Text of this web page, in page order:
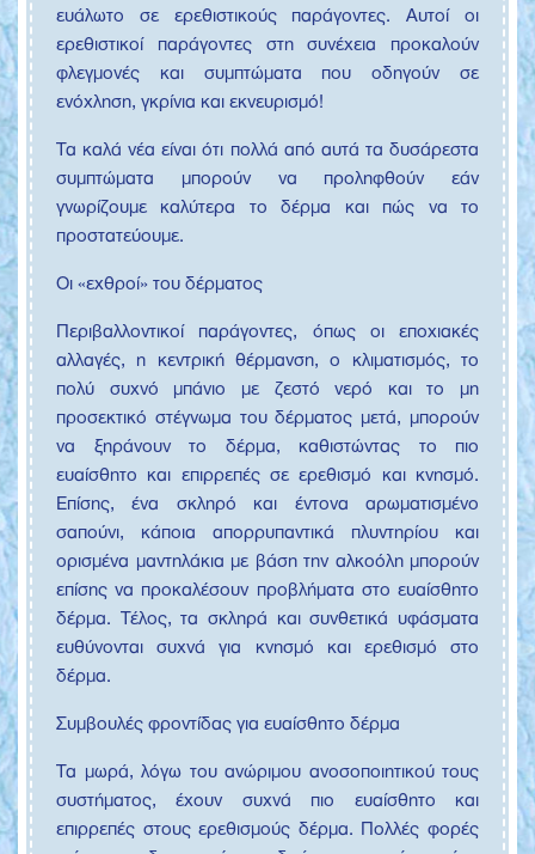
ευάλωτο σε ερεθιστικούς παράγοντες. Αυτοί οι
ερεθιστικοί παράγοντες στη συνέχεια προκαλούν
φλεγμονές και συμπτώματα που οδηγούν σε
ενόχληση, γκρίνια και εκνευρισμό!
Τα καλά νέα είναι ότι πολλά από αυτά τα δυσάρεστα
συμπτώματα μπορούν να προληφθούν εάν
γνωρίζουμε καλύτερα το δέρμα και πώς να το
προστατεύουμε.
Οι «εχθροί» του δέρματος
Περιβαλλοντικοί παράγοντες, όπως οι εποχιακές
αλλαγές, η κεντρική θέρμανση, ο κλιματισμός, το
πολύ συχνό μπάνιο με ζεστό νερό και το μη
προσεκτικό στέγνωμα του δέρματος μετά, μπορούν
να ξηράνουν το δέρμα, καθιστώντας το πιο
ευαίσθητο και επιρρεπές σε ερεθισμό και κνησμό.
Επίσης, ένα σκληρό και έντονα αρωματισμένο
σαπούνι, κάποια απορρυπαντικά πλυντηρίου και
ορισμένα μαντηλάκια με βάση την αλκοόλη μπορούν
επίσης να προκαλέσουν προβλήματα στο ευαίσθητο
δέρμα. Τέλος, τα σκληρά και συνθετικά υφάσματα
ευθύνονται συχνά για κνησμό και ερεθισμό στο
δέρμα.
Συμβουλές φροντίδας για ευαίσθητο δέρμα
Τα μωρά, λόγω του ανώριμου ανοσοποιητικού τους
συστήματος, έχουν συχνά πιο ευαίσθητο και
επιρρεπές στους ερεθισμούς δέρμα. Πολλές φορές